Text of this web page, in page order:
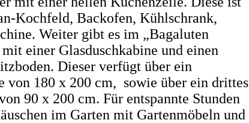
Kochfeld, Backofen, Kühlschrank,
Weiter gibt es im „Bagaluten
einer Glasduschkabine und einen
Dieser verfügt über ein
von 180 x 200 cm, sowie über ein drittes
90 x 200 cm. Für entspannte Stunden
im Garten mit Gartenmöbeln und